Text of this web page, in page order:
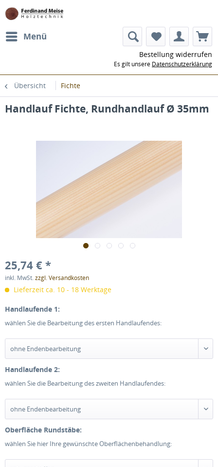
Menü
Bestellung widerrufen
Es gilt unsere Datenschutzerklärung
Übersicht Fichte
Handlauf Fichte, Rundhandlauf Ø 35mm
25,74 € *
inkl. MwSt.zzgl. Versandkosten
Lieferzeit ca. 10 - 18 Werktage
Handlaufende 1:
wählen Sie die Bearbeitung des ersten Handlaufendes:
Handlaufende 2:
wählen Sie die Bearbeitung des zweiten Handlaufendes:
Oberfläche Rundstäbe:
wählen Sie hier Ihre gewünschte Oberflächenbehandlung: